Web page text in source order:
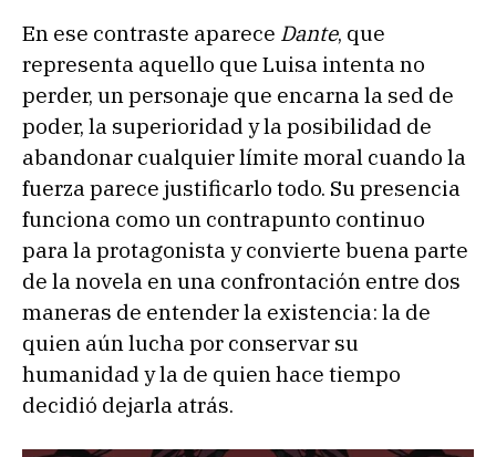
En ese contraste aparece Dante, que
representa aquello que Luisa intenta no
perder, un personaje que encarna la sed de
poder, la superioridad y la posibilidad de
abandonar cualquier límite moral cuando la
fuerza parece justificarlo todo. Su presencia
funciona como un contrapunto continuo
para la protagonista y convierte buena parte
de la novela en una confrontación entre dos
maneras de entender la existencia: la de
quien aún lucha por conservar su
humanidad y la de quien hace tiempo
decidió dejarla atrás.